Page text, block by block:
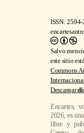
ISSN:
Salvo
este sitio
Commons
Descargar
Encartes,
2026, es
libre y